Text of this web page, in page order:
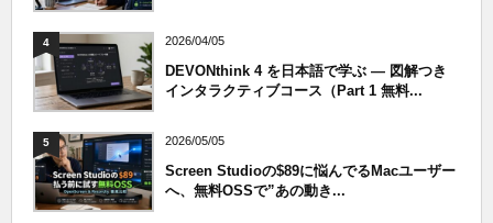
4 2026/04/05
DEVONthink 4 を日本語で学ぶ — 図解つき
インタラクティブコース（Part 1 無料...
5 2026/05/05
Screen Studioの$89に悩んでるMacユーザー
へ、無料OSSで”あの動き...